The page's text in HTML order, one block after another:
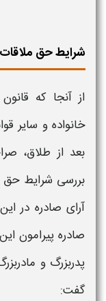
شرایط حق
از آنجا که
خانواده و سایر
بعد از طلاق،
بررسی شرایط حق
آرای صادره در
صادره پیرامون
پدربزرگ و
گفت: